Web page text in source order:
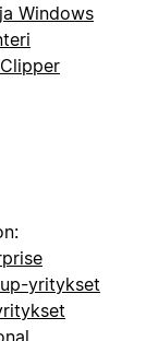
Windows
yritykset